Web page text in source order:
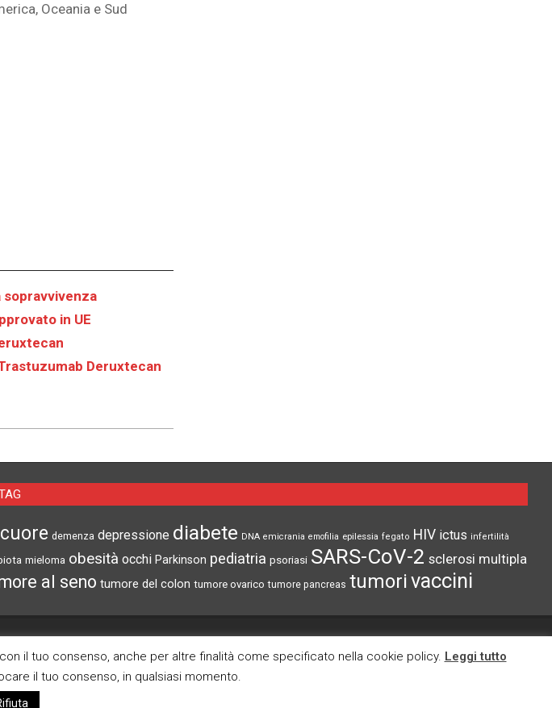
Oceania e Sud
in UE
Deruxtecan
cuore demenza depressione diabete DNA emicrania emofilia epilessia fegato HIV ictus infertilità
mieloma obesità occhi Parkinson pediatria psoriasi SARS-CoV-2 sclerosi multipla
al seno tumore del colon tumore ovarico tumore pancreas tumorivaccini
ARCHIVI
Archivi
CI TROVI ANCHE SU
il tuo consenso, anche per altre finalità come specificato nella cookie policy. Leggi tutto
il tuo consenso, in qualsiasi momento.